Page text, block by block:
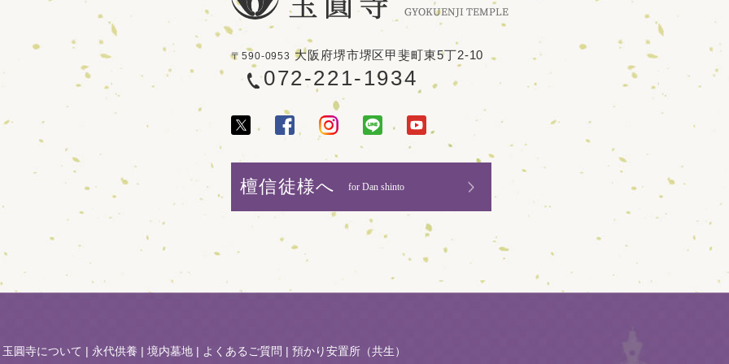
〒590-0953 大阪府堺市堺区甲斐町東5丁2-10
072-221-1934
檀信徒様へ for Dan shinto
玉圓寺について | 永代供養 | 境内墓地 | よくあるご質問 | 預かり安置所（共生）